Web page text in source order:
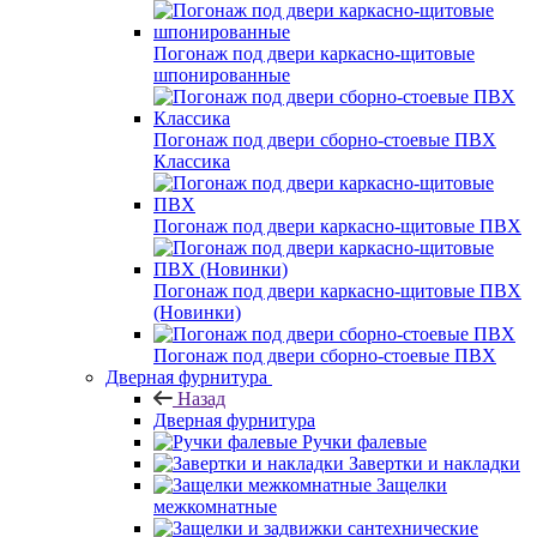
Погонаж под двери каркасно-щитовые
шпонированные
Погонаж под двери сборно-стоевые ПВХ
Классика
Погонаж под двери каркасно-щитовые ПВХ
Погонаж под двери каркасно-щитовые ПВХ
(Новинки)
Погонаж под двери сборно-стоевые ПВХ
Дверная фурнитура
Назад
Дверная фурнитура
Ручки фалевые
Завертки и накладки
Защелки
межкомнатные